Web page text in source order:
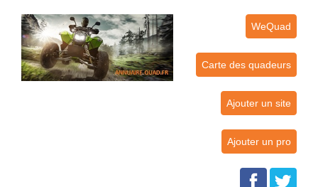
WeQuad
Carte des quadeurs
Ajouter un site
Ajouter un pro